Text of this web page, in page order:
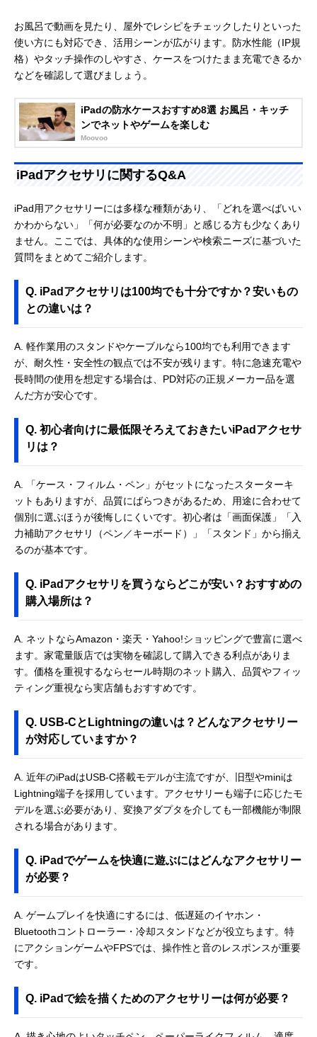
お風呂で動画を見たり、屋外でレシピをチェックしたりといった
使い方にも対応でき、活用シーンが広がります。防水性能（IP規
格）やタッチ操作のしやすさ、ケースをつけたまま充電できるか
などを確認して選びましょう。
iPadの防水ケースおすすめ8選 お風呂・キッチ
ンでネットやゲームを楽しむ
Moovoo
iPadアクセサリに関するQ&A
iPad用アクセサリーには多様な種類があり、「どれを選べばいい
かわからない」「何が必要なのか不明」と感じる方も少なくあり
ません。ここでは、具体的な使用シーンや検索ニーズに基づいた
質問をまとめてご紹介します。
Q. iPadアクセサリは100均でも十分ですか？安いもの
との違いは？
A. 軽作業用のスタンドやケーブルなら100均でも利用できます
が、耐久性・安全性の観点では不安が残ります。特に急速充電や
長時間の使用を想定する場合は、PD対応の正規メーカー品を選
んだ方が安心です。
Q. 初心者向けに最低限そろえておきたいiPadアクセサ
リは？
A. 「ケース・フィルム・ペン」がセットになったスターターキ
ットもありますが、品質にばらつきがあるため、用途に合わせて
個別に選ぶほうが後悔しにくいです。初心者は「画面保護」「入
力補助アクセサリ（ペン／キーボード）」「スタンド」から揃え
るのが基本です。
Q. iPadアクセサリを買うならどこが安い？おすすめの
購入場所は？
A. ネットならAmazon・楽天・Yahoo!ショッピングで豊富に選べ
ます。家電量販店では実物を確認して購入できる利点がありま
す。価格を重視するならセール時期のネット購入、品質やフィッ
ティング重視なら実店舗もおすすめです。
Q. USB-CとLightningの違いは？どんなアクセサリー
が対応していますか？
A. 近年のiPadはUSB-C搭載モデルが主流ですが、旧型やminiは
Lightning端子を採用しています。アクセサリーも端子に応じたモ
デルを選ぶ必要があり、変換アダプタを介しても一部機能が制限
される場合があります。
Q. iPadでゲームを快適に遊ぶにはどんなアクセサリー
が必要？
A. ゲームプレイを快適にするには、低遅延のイヤホン・
Bluetoothコントローラー・冷却スタンドなどが役立ちます。特
にアクションゲームやFPSでは、操作性と音のレスポンスが重要
です。
Q. iPadで絵を描くためのアクセサリーは何が必要？